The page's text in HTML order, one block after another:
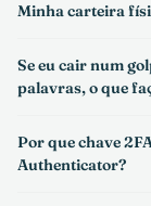
Minha carteira
Se eu cair num
palavras, o que
Por que chave
Authenticator?